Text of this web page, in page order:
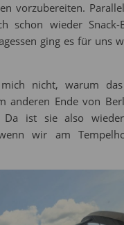
vorzubereiten.
schon wieder
ging es für uns
nicht, warum
anderen Ende von
ist sie also
wir am